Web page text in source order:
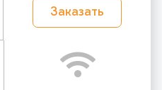
Заказать